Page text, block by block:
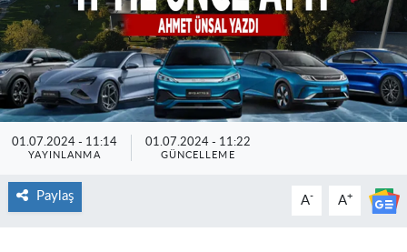
01.07.2024 - 11:14
YAYINLANMA
01.07.2024 - 11:22
GÜNCELLEME
Paylaş A- A+